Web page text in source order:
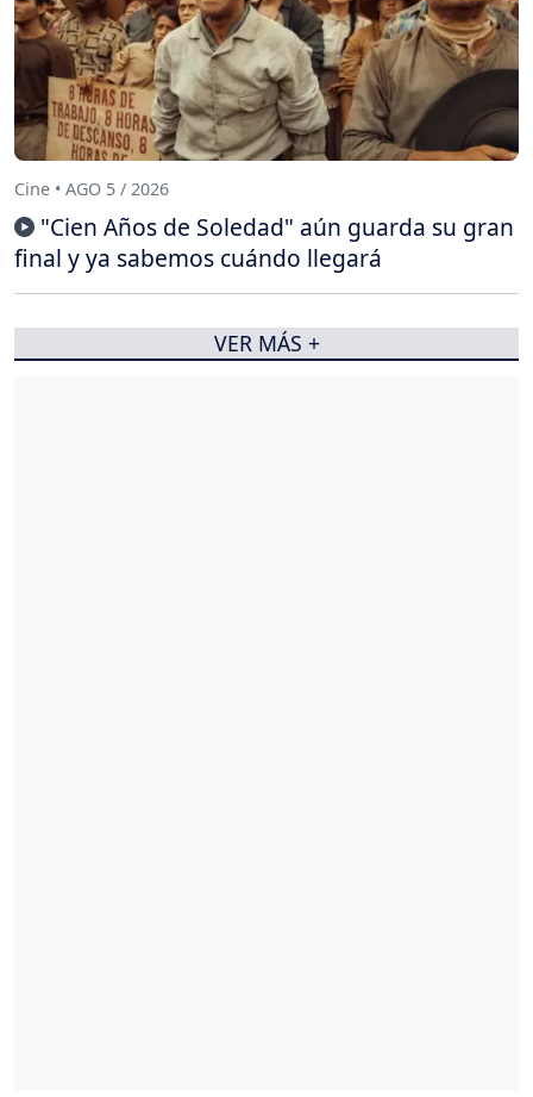
Cine • AGO 5 / 2026
"Cien Años de Soledad" aún guarda su gran
final y ya sabemos cuándo llegará
VER MÁS +